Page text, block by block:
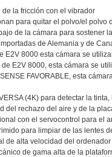
la fricción con el vibrador
para quitar el polvo/el
de la cámara para sostener
de Alemania y de
E2V 8000 esta cámara se
E2V 8000, esta cámara se
FAVORABLE, esta
(4K) para detectar la
del rechazo del aire y de la
con el servocontrol para el
para limpiar de las lentes
de alta velocidad del
de gama alta de la